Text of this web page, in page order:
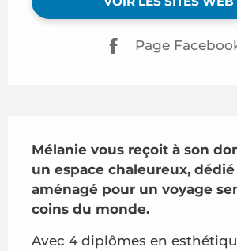
Page
Mélanie vous reçoit à son
un espace chaleureux,
aménagé pour un voyage
coins du monde.
Avec 4 diplômes en